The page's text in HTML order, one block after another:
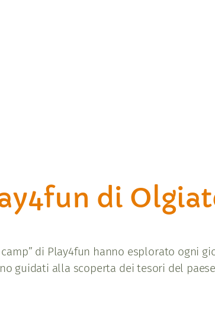
di
di Play4fun hanno esplorato ogni
guidati alla scoperta dei tesori del